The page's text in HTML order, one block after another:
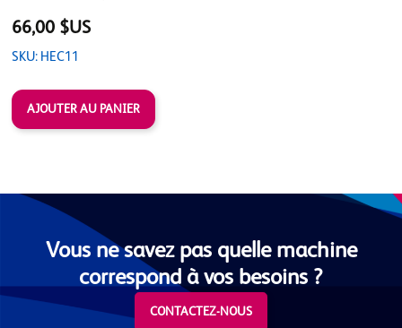
66,00 $US
SKU: HEC11
Vous ne savez pas quelle machine
correspond à vos besoins ?
CONTACTEZ-NOUS